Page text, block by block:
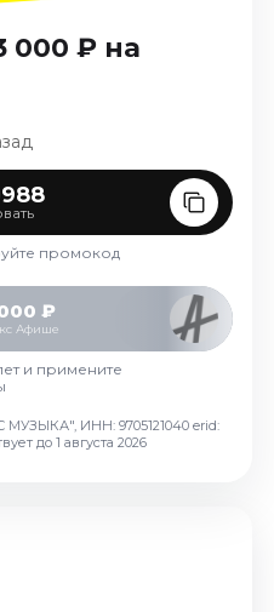
000 ₽ на
промокод
₽
Афише
и примените
ИНН: 9705121040 erid:
до 1 августа 2026